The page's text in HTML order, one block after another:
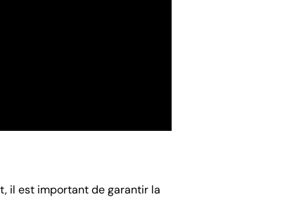
il est important de garantir la